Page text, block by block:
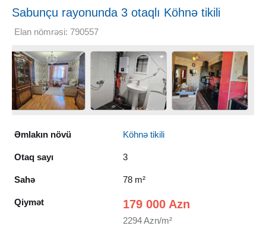
Sabunçu rayonunda 3 otaqlı Köhnə tikili
Satılır, 78 m²
Elan nömrəsi: 790557
Əmlakın növü Köhnə tikili
Otaq sayı 3
Sahə 78 m²
Qiymət 179 000 Azn
2294 Azn/m²